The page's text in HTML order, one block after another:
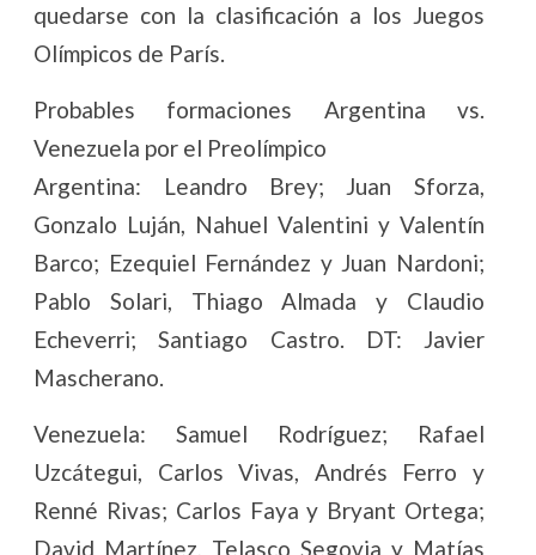
quedarse con la clasificación a los Juegos
Olímpicos de París.
Probables formaciones Argentina vs.
Venezuela por el Preolímpico
Argentina: Leandro Brey; Juan Sforza,
Gonzalo Luján, Nahuel Valentini y Valentín
Barco; Ezequiel Fernández y Juan Nardoni;
Pablo Solari, Thiago Almada y Claudio
Echeverri; Santiago Castro. DT: Javier
Mascherano.
Venezuela: Samuel Rodríguez; Rafael
Uzcátegui, Carlos Vivas, Andrés Ferro y
Renné Rivas; Carlos Faya y Bryant Ortega;
David Martínez, Telasco Segovia y Matías